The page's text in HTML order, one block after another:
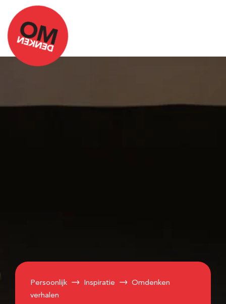
Persoonlijk Inspiratie
Omdenken
verhalen